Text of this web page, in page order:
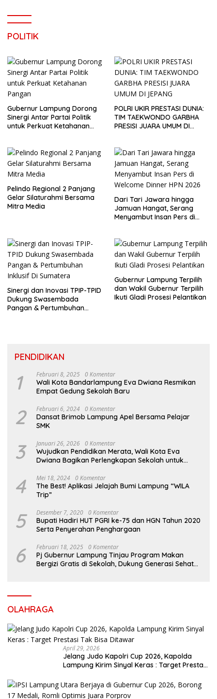
POLITIK
Gubernur Lampung Dorong
Sinergi Antar Partai Politik
untuk Perkuat Ketahanan
POLRI UKIR PRESTASI DUNIA:
TIM TAEKWONDO GARBHA
PRESISI JUARA UMUM DI
Pelindo Regional 2 Panjang
Gelar Silaturahmi Bersama
Mitra Media
Dari Tari Jawara hingga
Jamuan Hangat, Serang
Menyambut Insan Pers di
Sinergi dan Inovasi TPIP-TPID
Dukung Swasembada
Pangan & Pertumbuhan
Gubernur Lampung Terpilih
dan Wakil Gubernur Terpilih
Ikuti Gladi Prosesi Pelantikan
PENDIDIKAN
1 Februari 8, 2025 0 Komentar
Wali Kota Bandarlampung Eva Dwiana Resmikan
Empat Gedung Sekolah Baru
2 Februari 6, 2024 0 Komentar
Dansat Brimob Lampung Apel Bersama Pelajar
SMK
3 Januari 26, 2026 0 Komentar
Wujudkan Pendidikan Merata, Wali Kota Eva
Dwiana Bagikan Perlengkapan Sekolah untuk
4 Mei 18, 2024 0 Komentar
The Best! Aplikasi Jelajah Bumi Lampung “WILA
Trip”
5 Desember 7, 2020 0 Komentar
Bupati Hadiri HUT PGRI ke-75 dan HGN Tahun 2020
Serta Penyerahan Penghargaan
6 Februari 18, 2025 0 Komentar
Pj Gubernur Lampung Tinjau Program Makan
Bergizi Gratis di Sekolah, Dukung Generasi Sehat
OLAHRAGA
April 29, 2026
Jelang Judo Kapolri Cup 2026, Kapolda
Lampung Kirim Sinyal Keras : Target Prestasi